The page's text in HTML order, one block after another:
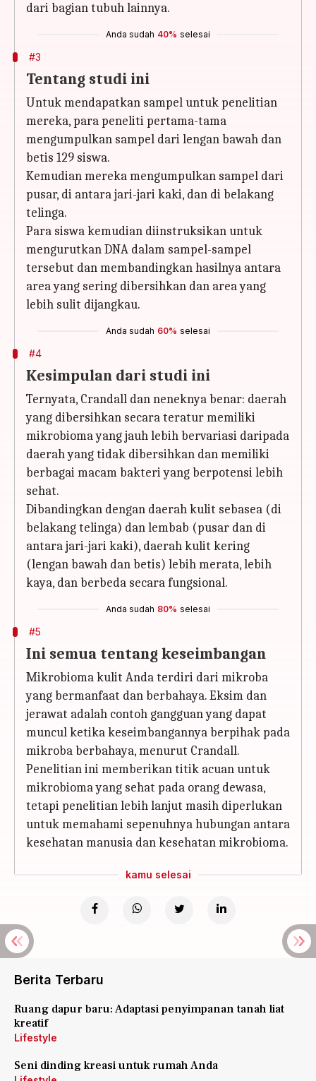
dari bagian tubuh lainnya.
Anda sudah 40% selesai
#3
Tentang studi ini
Untuk mendapatkan sampel untuk penelitian
mereka, para peneliti pertama-tama
mengumpulkan sampel dari lengan bawah dan
betis 129 siswa.
Kemudian mereka mengumpulkan sampel dari
pusar, di antara jari-jari kaki, dan di belakang
telinga.
Para siswa kemudian diinstruksikan untuk
mengurutkan DNA dalam sampel-sampel
tersebut dan membandingkan hasilnya antara
area yang sering dibersihkan dan area yang
lebih sulit dijangkau.
Anda sudah 60% selesai
#4
Kesimpulan dari studi ini
Ternyata, Crandall dan neneknya benar: daerah
yang dibersihkan secara teratur memiliki
mikrobioma yang jauh lebih bervariasi daripada
daerah yang tidak dibersihkan dan memiliki
berbagai macam bakteri yang berpotensi lebih
sehat.
Dibandingkan dengan daerah kulit sebasea (di
belakang telinga) dan lembab (pusar dan di
antara jari-jari kaki), daerah kulit kering
(lengan bawah dan betis) lebih merata, lebih
kaya, dan berbeda secara fungsional.
Anda sudah 80% selesai
#5
Ini semua tentang keseimbangan
Mikrobioma kulit Anda terdiri dari mikroba
yang bermanfaat dan berbahaya. Eksim dan
jerawat adalah contoh gangguan yang dapat
muncul ketika keseimbangannya berpihak pada
mikroba berbahaya, menurut Crandall.
Penelitian ini memberikan titik acuan untuk
mikrobioma yang sehat pada orang dewasa,
tetapi penelitian lebih lanjut masih diperlukan
untuk memahami sepenuhnya hubungan antara
kesehatan manusia dan kesehatan mikrobioma.
kamu selesai
Berita Terbaru
Ruang dapur baru: Adaptasi penyimpanan tanah liat
kreatif
Lifestyle
Seni dinding kreasi untuk rumah Anda